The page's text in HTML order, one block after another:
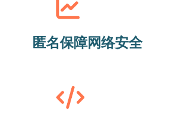
匿名保障网络安全